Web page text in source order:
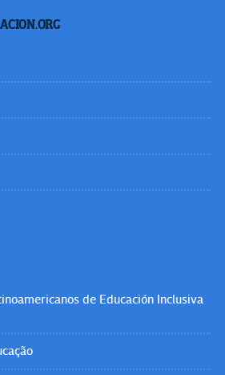
de Educación Inclusiva